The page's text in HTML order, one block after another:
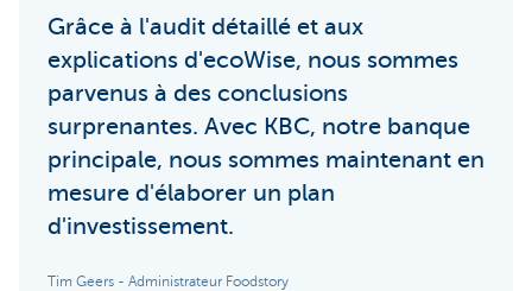
Grâce à l'audit détaillé et aux
explications d'ecoWise, nous sommes
parvenus à des conclusions
surprenantes. Avec KBC, notre banque
principale, nous sommes maintenant en
mesure d'élaborer un plan
d'investissement.
Tim Geers - Administrateur Foodstory